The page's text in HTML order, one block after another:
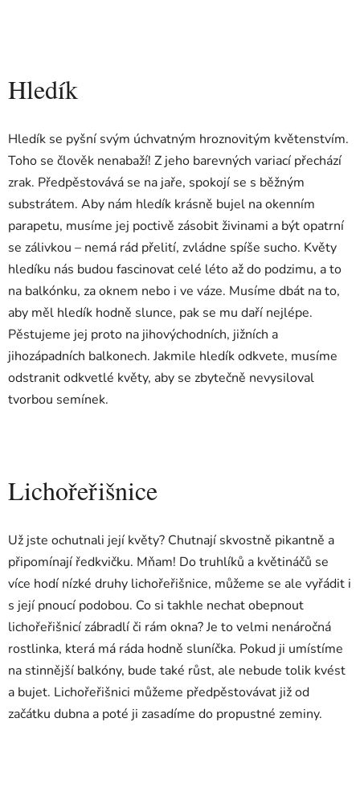
Hledík
Hledík se pyšní svým úchvatným hroznovitým květenstvím.
Toho se člověk nenabaží! Z jeho barevných variací přechází
zrak. Předpěstovává se na jaře, spokojí se s běžným
substrátem. Aby nám hledík krásně bujel na okenním
parapetu, musíme jej poctivě zásobit živinami a být opatrní
se zálivkou – nemá rád přelití, zvládne spíše sucho. Květy
hledíku nás budou fascinovat celé léto až do podzimu, a to
na balkónku, za oknem nebo i ve váze. Musíme dbát na to,
aby měl hledík hodně slunce, pak se mu daří nejlépe.
Pěstujeme jej proto na jihovýchodních, jižních a
jihozápadních balkonech. Jakmile hledík odkvete, musíme
odstranit odkvetlé květy, aby se zbytečně nevysiloval
tvorbou semínek.
Lichořeřišnice
Už jste ochutnali její květy? Chutnají skvostně pikantně a
připomínají ředkvičku. Mňam! Do truhlíků a květináčů se
více hodí nízké druhy lichořeřišnice, můžeme se ale vyřádit i
s její pnoucí podobou. Co si takhle nechat obepnout
lichořeřišnicí zábradlí či rám okna? Je to velmi nenáročná
rostlinka, která má ráda hodně sluníčka. Pokud ji umístíme
na stinnější balkóny, bude také růst, ale nebude tolik kvést
a bujet. Lichořeřišnici můžeme předpěstovávat již od
začátku dubna a poté ji zasadíme do propustné zeminy.